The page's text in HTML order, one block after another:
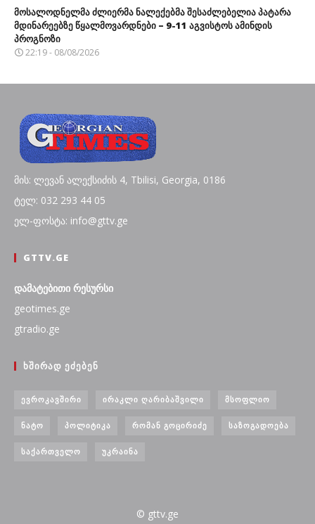
მოსალოდნელმა ძლიერმა ნალექებმა შესაძლებელია პატარა
მდინარეებზე წყალმოვარდნები – 9-11 აგვისტოს ამინდის
პროგნოზი
22:19 - 08/08/2026
მის: ლევან ალექსიძის 4, Tbilisi, Georgia, 0186
ტელ: 032 293 44 05
ელ-ფოსტა: info@gttv.ge
GTTV.GE
დამატებითი რესურსი
geotimes.ge
gtradio.ge
ᲮᲨᲘᲠᲐᲓ ᲔᲫᲔᲑᲔᲜ
ᲔᲕᲠᲝᲙᲐᲕᲨᲘᲠᲘ ᲘᲠᲐᲙᲚᲘ ᲦᲐᲠᲘᲑᲐᲨᲕᲘᲚᲘ ᲛᲡᲝᲤᲚᲘᲝ
ᲜᲐᲢᲝ ᲞᲝᲚᲘᲢᲘᲙᲐ ᲠᲝᲛᲐᲜ ᲒᲝᲪᲘᲠᲘᲫᲔ ᲡᲐᲖᲝᲒᲐᲓᲝᲔᲑᲐ
ᲡᲐᲥᲐᲠᲗᲕᲔᲚᲝ ᲣᲙᲠᲐᲘᲜᲐ
© gttv.ge